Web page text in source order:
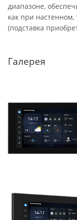
диапазоне,
как при
(подставка
Галерея